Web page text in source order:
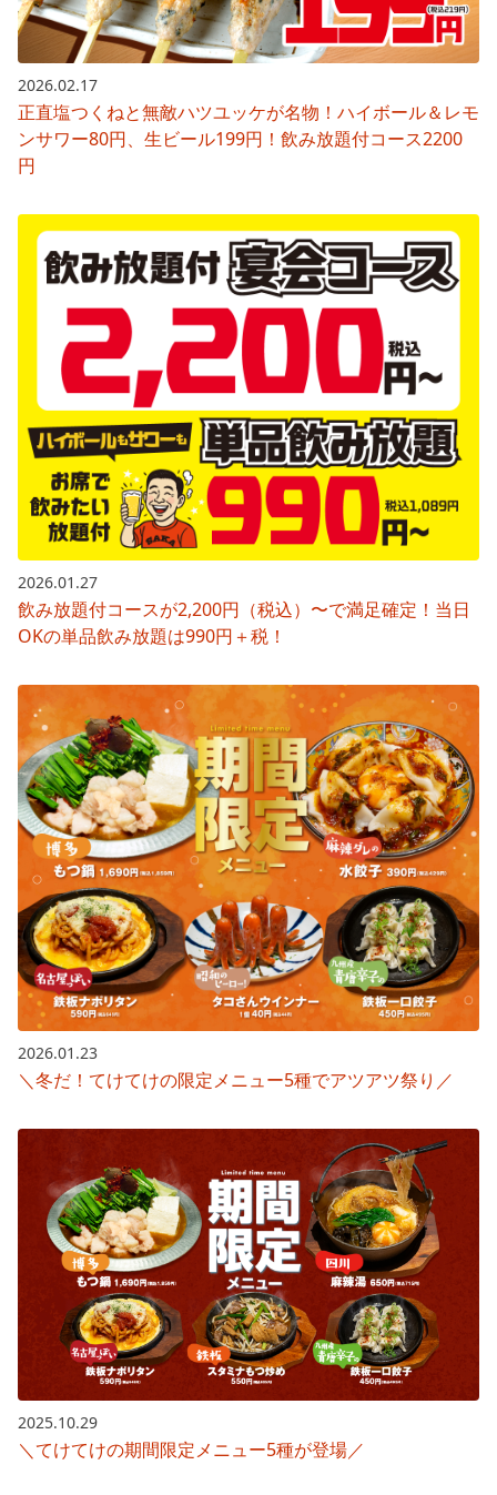
2026.02.17
正直塩つくねと無敵ハツユッケが名物！ハイボール＆レモ
ンサワー80円、生ビール199円！飲み放題付コース2200
円
2026.01.27
飲み放題付コースが2,200円（税込）〜で満足確定！当日
OKの単品飲み放題は990円＋税！
2026.01.23
＼冬だ！てけてけの限定メニュー5種でアツアツ祭り／
2025.10.29
＼てけてけの期間限定メニュー5種が登場／